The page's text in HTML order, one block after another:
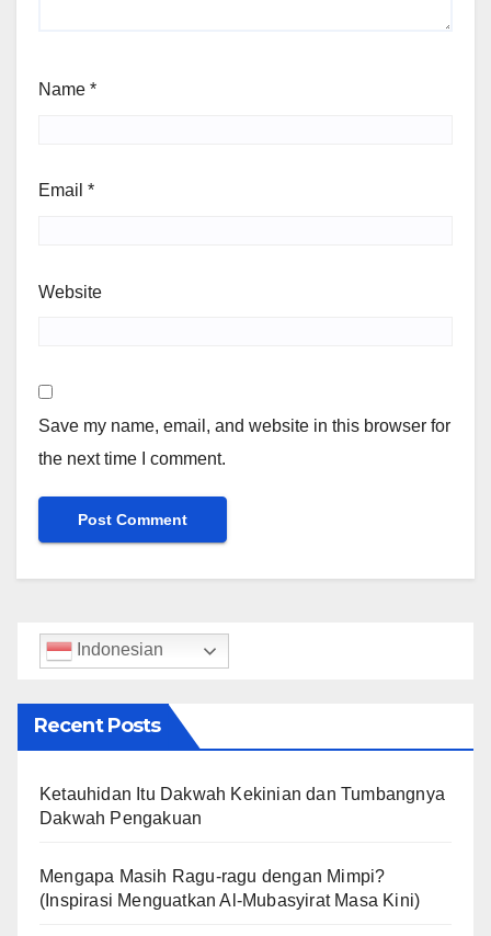
Name *
Email *
Website
Save my name, email, and website in this browser for
the next time I comment.
Indonesian
Recent Posts
Ketauhidan Itu Dakwah Kekinian dan Tumbangnya
Dakwah Pengakuan
Mengapa Masih Ragu-ragu dengan Mimpi?
(Inspirasi Menguatkan Al-Mubasyirat Masa Kini)